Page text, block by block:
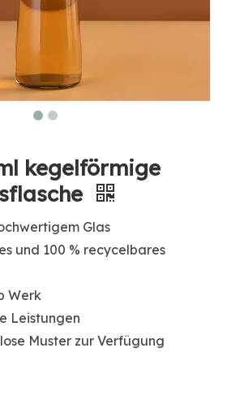
kegelförmige
Glas
und 100 % recycelbares
Werk
Leistungen
Muster zur Verfügung